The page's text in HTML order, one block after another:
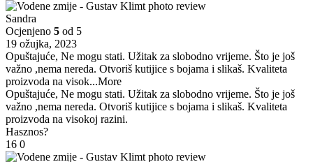
Sandra
Ocjenjeno 5 od 5
19 ožujka, 2023
Opuštajuće, Ne mogu stati. Užitak za slobodno vrijeme. Što je još
važno ,nema nereda. Otvoriš kutijice s bojama i slikaš. Kvaliteta
proizvoda na visok...More
Opuštajuće, Ne mogu stati. Užitak za slobodno vrijeme. Što je još
važno ,nema nereda. Otvoriš kutijice s bojama i slikaš. Kvaliteta
proizvoda na visokoj razini.
Hasznos?
16 0